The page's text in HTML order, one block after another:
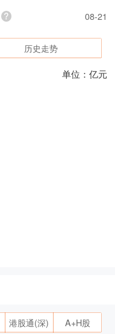
08-21
历史走势
单位：亿元
港股通(深) A+H股